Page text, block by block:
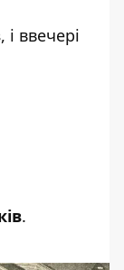
, і ввечері
.